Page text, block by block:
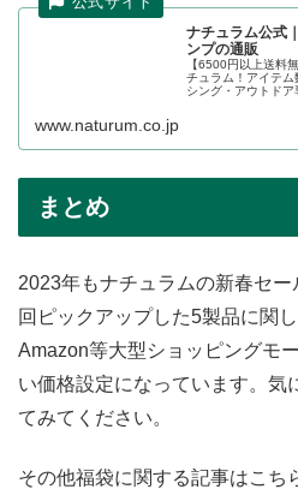
ナチュラム公式
ンプの通販
【6500円以上送料
チュラム！アイテ
シング・アウトドア
www.naturum.co.jp
まとめ
2023年もナチュラムの新春セ
回ピックアップした5製品に関
Amazon等大型ショッピングモ
い価格設定になっています。気
てみてください。
その他福袋に関する記事はこち